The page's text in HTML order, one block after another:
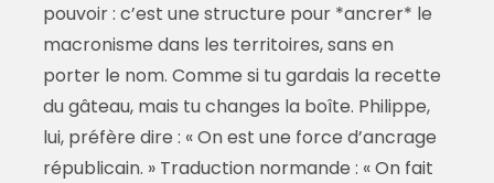
pouvoir : c’est une structure pour *ancrer* le
macronisme dans les territoires, sans en
porter le nom. Comme si tu gardais la recette
du gâteau, mais tu changes la boîte. Philippe,
lui, préfère dire : « On est une force d’ancrage
républicain. » Traduction normande : « On fait